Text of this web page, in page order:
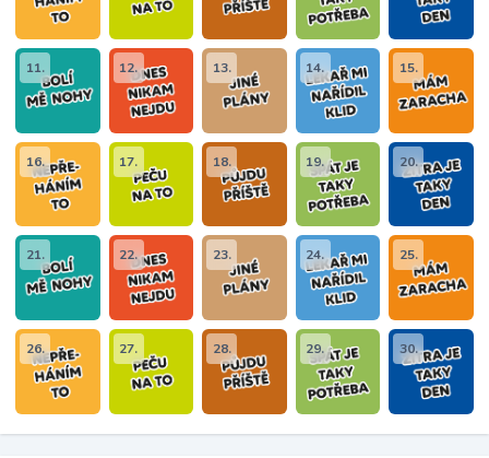
11. 12. 13. 14. 15.
16. 17. 18. 19. 20.
21. 22. 23. 24. 25.
26. 27. 28. 29. 30.